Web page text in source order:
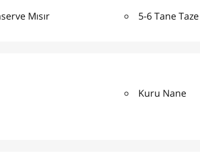
Mısır
5-6 Tane
Kuru Nane